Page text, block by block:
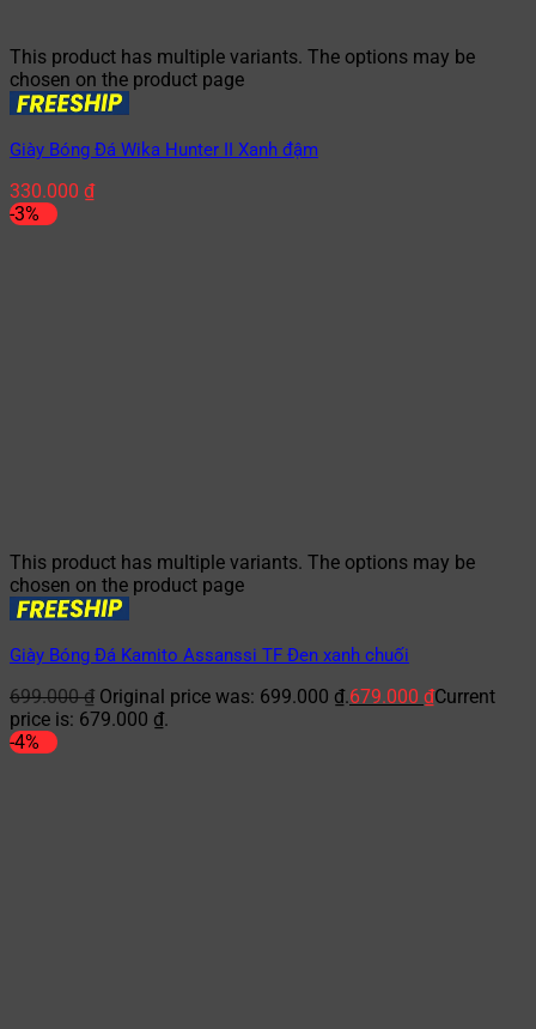
This product has multiple variants. The options may be
chosen on the product page
Giày Bóng Đá Wika Hunter II Xanh đậm
330.000 ₫
-3%
This product has multiple variants. The options may be
chosen on the product page
Giày Bóng Đá Kamito Assanssi TF Đen xanh chuối
699.000₫ Original price was: 699.000 ₫.679.000 ₫Current
price is: 679.000 ₫.
-4%